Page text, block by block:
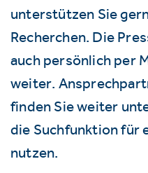
unterstützen Sie
Recherchen. Die
auch persönlich per
weiter.
finden Sie weiter
die Suchfunktion für
nutzen.